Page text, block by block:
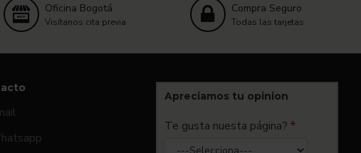
Oficina Bogotá
Visítanos cita previa
Compra Seguro
Todas las tarjetas
Apreciamos tu opinion
Te gusta nuesta página?